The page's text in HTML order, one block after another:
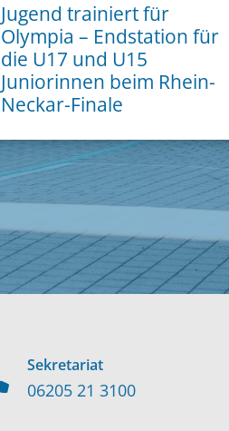
Jugend trainiert für
Olympia – Endstation für
die U17 und U15
Juniorinnen beim Rhein-
Neckar-Finale
Sekretariat
06205 21 3100